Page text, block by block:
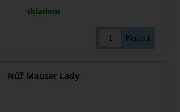
skladem
Nůž Mauser Lady